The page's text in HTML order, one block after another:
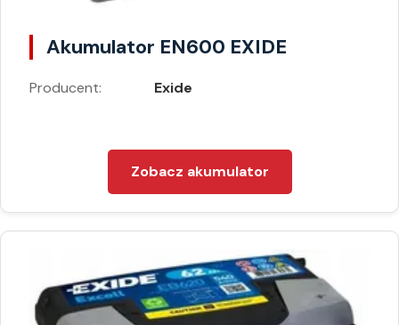
Akumulator EN600 EXIDE
Producent: Exide
Zobacz akumulator